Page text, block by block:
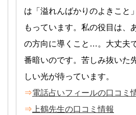
は「溢れんばかりのよきこと
もっています。私の役目は、
の方向に導くこと…。大丈夫
番暗いのです。苦しみ抜いた
しい光が待っています。
⇒電話占いフィールの口コミ
⇒ 上鶴先生の口コミ情報